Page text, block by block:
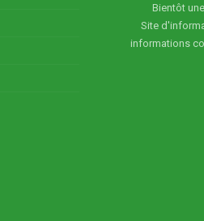
Bientôt
Site
informations